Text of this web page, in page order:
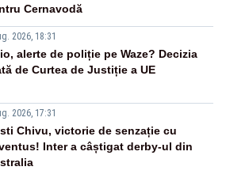
Cernavodă
2026, 18:31
alerte de poliție pe Waze? Decizia
de Curtea de Justiție a UE
2026, 17:31
Chivu, victorie de senzație cu
Inter a câștigat derby-ul din